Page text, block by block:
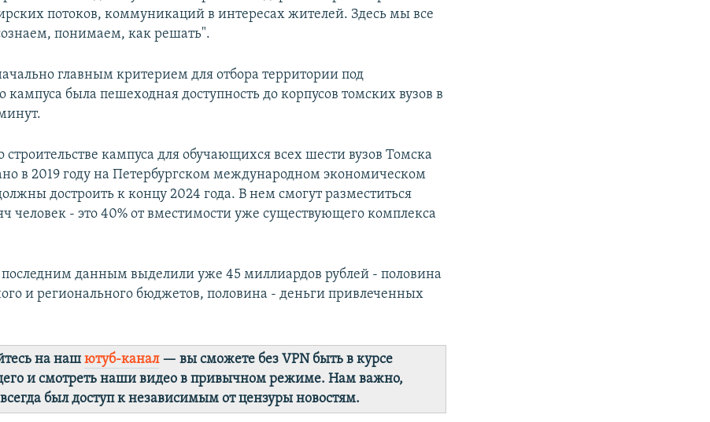
потоков, коммуникаций в интересах жителей. Здесь мы все
понимаем, как решать".
главным критерием для отбора территории под
кампуса была пешеходная доступность до корпусов томских вузов в
строительстве кампуса для обучающихся всех шести вузов Томска
в 2019 году на Петербургском международном экономическом
достроить к концу 2024 года. В нем смогут разместиться
человек - это 40% от вместимости уже существующего комплекса
последним данным выделили уже 45 миллиардов рублей - половина
и регионального бюджетов, половина - деньги привлеченных
на нашютуб-канал— вы сможете без VPN быть в курсе
и смотреть наши видео в привычном режиме. Нам важно,
был доступ к независимым от цензуры новостям.